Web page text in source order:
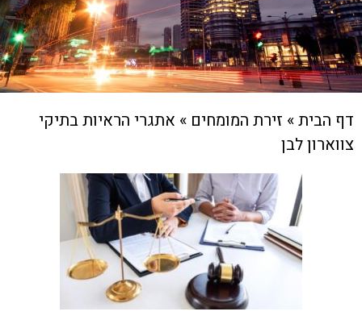
דף הבית» זירת המומחים » אתגרי הראיות בתיקי
צווארון לבן